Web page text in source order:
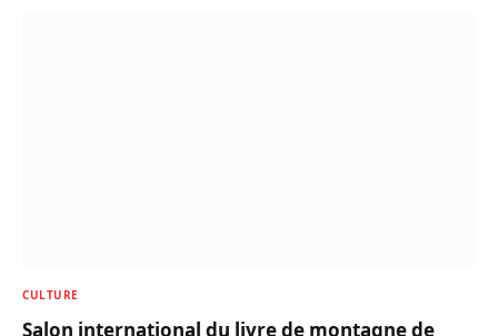
CULTURE
Salon international du livre de montagne de